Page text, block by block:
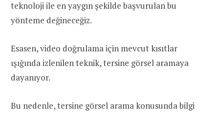
teknoloji ile en yaygın şekilde başvurulan bu
yönteme değineceğiz.
Esasen, video doğrulama için mevcut kısıtlar
ışığında izlenilen teknik, tersine görsel aramaya
dayanıyor.
Bu nedenle, tersine görsel arama konusunda bilgi